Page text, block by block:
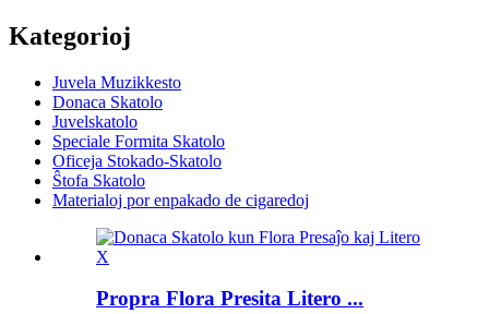
Kategorioj
Juvela Muzikkesto
Donaca Skatolo
Juvelskatolo
Speciale Formita Skatolo
Oficeja Stokado-Skatolo
Ŝtofa Skatolo
Materialoj por enpakado de cigaredoj
Propra Flora Presita Litero ...